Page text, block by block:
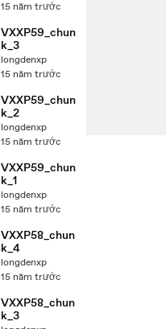
15 năm trước
VXXP59_chun
k_3
longdenxp
15 năm trước
VXXP59_chun
k_2
longdenxp
15 năm trước
VXXP59_chun
k_1
longdenxp
15 năm trước
VXXP58_chun
k_4
longdenxp
15 năm trước
VXXP58_chun
k_3